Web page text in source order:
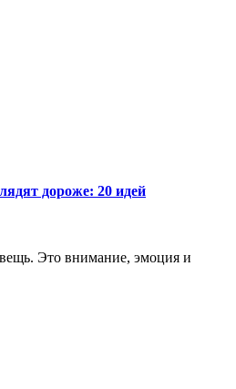
дороже: 20 идей
Это внимание, эмоция и